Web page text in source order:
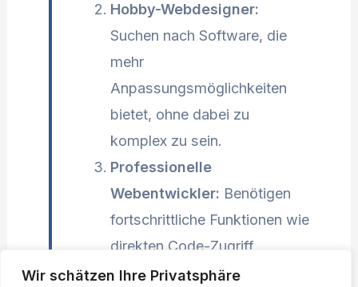
Wir schätzen Ihre Privatsphäre
Hobby-Webdesigner:
Suchen nach Software, die
mehr
Anpassungsmöglichkeiten
bietet, ohne dabei zu
komplex zu sein.
Professionelle
Webentwickler: Benötigen
fortschrittliche Funktionen wie
direkten Code-Zugriff,
Integration von Datenbanken